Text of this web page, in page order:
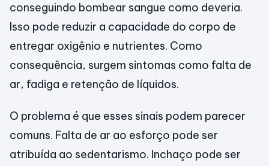
conseguindo bombear sangue como deveria.
Isso pode reduzir a capacidade do corpo de
entregar oxigênio e nutrientes. Como
consequência, surgem sintomas como falta de
ar, fadiga e retenção de líquidos.
O problema é que esses sinais podem parecer
comuns. Falta de ar ao esforço pode ser
atribuída ao sedentarismo. Inchaço pode ser